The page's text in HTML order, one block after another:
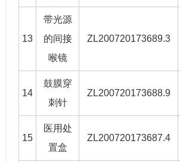
13
带光源
的间接
喉镜
ZL200720173689.3
14
鼓膜穿
刺针
ZL200720173688.9
15
医用处
置盒
ZL200720173687.4